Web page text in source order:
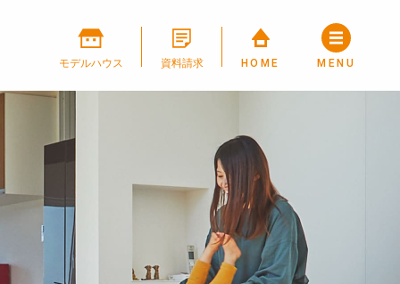
モデルハウス 資料請求 HOME MENU